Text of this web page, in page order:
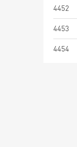
4452
4453
4454